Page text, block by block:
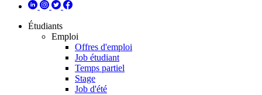
Étudiants
Emploi
Offres d'emploi
Job étudiant
Temps partiel
Stage
Job d'été